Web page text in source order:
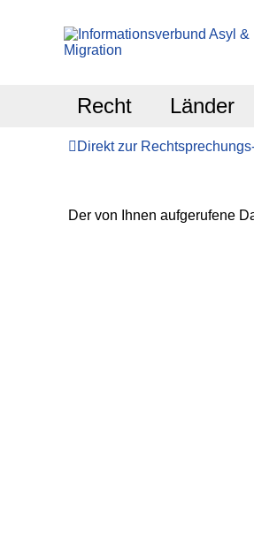
Recht Länder
Direkt zur
Der von Ihnen aufgerufene